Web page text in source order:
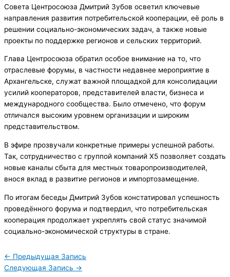
Совета Центросоюза Дмитрий Зубов осветил ключевые
направления развития потребительской кооперации, её роль в
решении социально-экономических задач, а также новые
проекты по поддержке регионов и сельских территорий.
Глава Центросоюза обратил особое внимание на то, что
отраслевые форумы, в частности недавнее мероприятие в
Архангельске, служат важной площадкой для консолидации
усилий кооператоров, представителей власти, бизнеса и
международного сообщества. Было отмечено, что форум
отличался высоким уровнем организации и широким
представительством.
В эфире прозвучали конкретные примеры успешной работы.
Так, сотрудничество с группой компаний X5 позволяет создать
новые каналы сбыта для местных товаропроизводителей,
внося вклад в развитие регионов и импортозамещение.
По итогам беседы Дмитрий Зубов констатировал успешность
проведённого форума и подтвердил, что потребительская
кооперация продолжает укреплять свой статус значимой
социально-экономической структуры в стране.
← Предыдущая Запись
Следующая Запись →